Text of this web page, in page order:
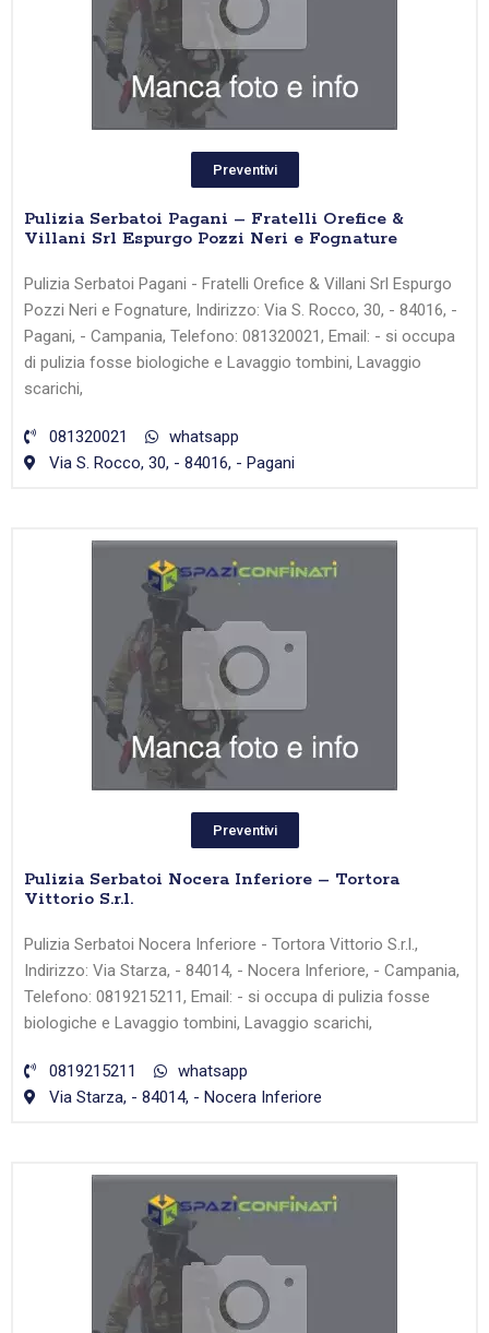
Preventivi
Pulizia Serbatoi Pagani – Fratelli Orefice &
Villani Srl Espurgo Pozzi Neri e Fognature
Pulizia Serbatoi Pagani - Fratelli Orefice & Villani Srl Espurgo
Pozzi Neri e Fognature, Indirizzo: Via S. Rocco, 30, - 84016, -
Pagani, - Campania, Telefono: 081320021, Email: - si occupa
di pulizia fosse biologiche e Lavaggio tombini, Lavaggio
scarichi,
081320021
whatsapp
Via S. Rocco, 30, - 84016, - Pagani
Preventivi
Pulizia Serbatoi Nocera Inferiore – Tortora
Vittorio S.r.l.
Pulizia Serbatoi Nocera Inferiore - Tortora Vittorio S.r.l.,
Indirizzo: Via Starza, - 84014, - Nocera Inferiore, - Campania,
Telefono: 0819215211, Email: - si occupa di pulizia fosse
biologiche e Lavaggio tombini, Lavaggio scarichi,
0819215211
whatsapp
Via Starza, - 84014, - Nocera Inferiore